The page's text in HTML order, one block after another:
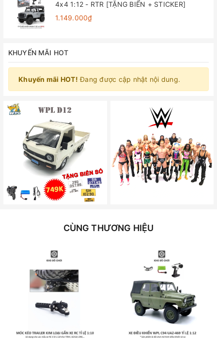
4x4 1:12 - RTR [TẶNG BIỂN + STICKER]
1.149.000₫
KHUYẾN MÃI HOT
Khuyến mãi HOT! Đang được cập nhật nội dung.
CÙNG THƯƠNG HIỆU